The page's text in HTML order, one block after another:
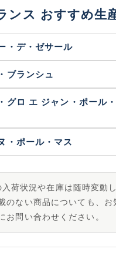
ンス おすすめ生
・デ・ゼサール
ブランシュ
グロ エ ジャン・ポール・
・ポール・マス
荷状況や在庫は随時変動
のない商品についても、お
お問い合わせください。